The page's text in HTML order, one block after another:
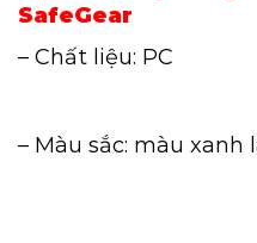
SafeGear
– Chất liệu: PC
– Màu sắc: màu xanh